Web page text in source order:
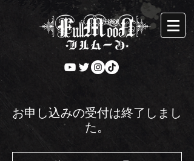
お申し込みの受付は終了しまし
た。